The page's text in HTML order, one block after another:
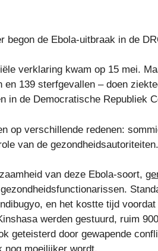
begon de Ebola-uitbraak in de
verklaring kwam op 15 mei.
en 139 sterfgevallen – doen
in de Democratische Republiek
op verschillende redenen:
van de gezondheidsautoriteiten.
van deze Ebola-soort,
en het kostte tijd
werden gestuurd, ruim
geteisterd door gewapende